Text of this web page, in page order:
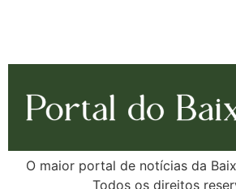
O maior portal de notícias da
Todos os direitos